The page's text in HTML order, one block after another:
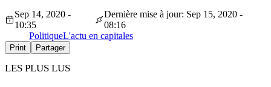
Sep 14, 2020 -
10:35
Dernière mise à jour: Sep 15, 2020 -
08:16
PolitiqueL'actu en capitales
Print Partager
LES PLUS LUS